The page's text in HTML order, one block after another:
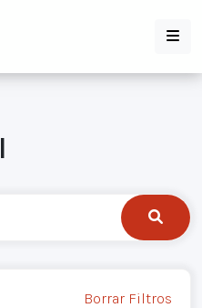
Borrar Filtros